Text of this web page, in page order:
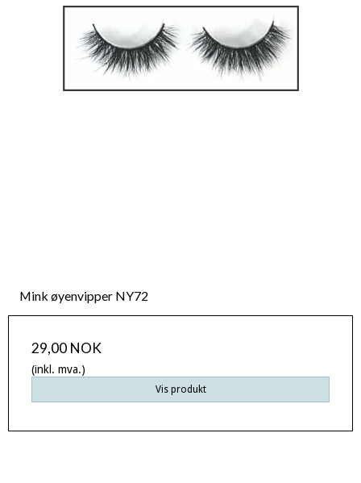
Mink øyenvipper NY72
29,00 NOK
(inkl. mva.)
Vis produkt